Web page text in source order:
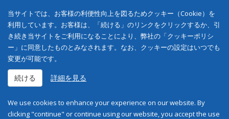
当サイトでは、お客様の利便性向上を図るためクッキー（Cookie）を
利用しています。お客様は、「続ける」のリンクをクリックするか、引
き続き当サイトをご利用になることにより、弊社の「クッキーポリシ
ー」に同意したものとみなされます。なお、クッキーの設定はいつでも
変更が可能です。
続ける 詳細を見る
We use cookies to enhance your experience on our website. By
clicking "continue" or continue using our website, you accept the use